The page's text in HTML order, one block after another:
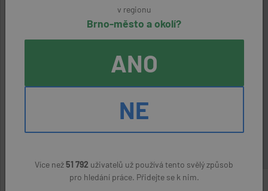
Veřejná zeleň města Brna, příspěvková organizace
Ing.Jozef Kasala, 739681827
ODPOVĚDĚT NA NABÍDKU
v regionu
Brno-město a okolí?
ANO
NE
Více než51 792 uživatelů už používá tento svělý způsob
pro hledání práce. Přidejte se k nim.